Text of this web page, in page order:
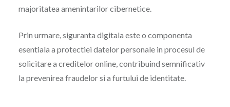
majoritatea amenintarilor cibernetice.
Prin urmare, siguranta digitala este o componenta
esentiala a protectiei datelor personale in procesul de
solicitare a creditelor online, contribuind semnificativ
la prevenirea fraudelor si a furtului de identitate.